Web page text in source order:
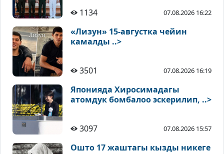
1134
07.08.2026 16:22
«Лизун» 15-августка чейин
камалды ..>
3501 07.08.2026 16:19
Японияда Хиросимадагы
атомдук бомбалоо эскерилип, ..>
3097 07.08.2026 15:57
Ошто 17 жаштагы кызды никеге